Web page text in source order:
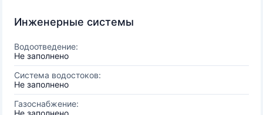
Инженерные системы
Водоотведение:
Не заполнено
Система водостоков:
Не заполнено
Газоснабжение:
Не заполнено